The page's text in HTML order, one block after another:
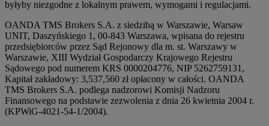
byłyby niezgodne z lokalnym prawem, wymogami i regulacjami.
OANDA TMS Brokers S.A. z siedzibą w Warszawie, Warsaw
UNIT, Daszyńskiego 1, 00-843 Warszawa, wpisana do rejestru
przedsiębiorców przez Sąd Rejonowy dla m. st. Warszawy w
Warszawie, XIII Wydział Gospodarczy Krajowego Rejestru
Sądowego pod numerem KRS 0000204776, NIP 5262759131,
Kapitał zakładowy: 3,537,560 zł opłacony w całości. OANDA
TMS Brokers S.A. podlega nadzorowi Komisji Nadzoru
Finansowego na podstawie zezwolenia z dnia 26 kwietnia 2004 r.
(KPWiG-4021-54-1/2004).